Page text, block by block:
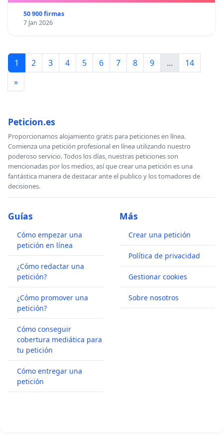
50 900 firmas
7 Jan 2026
1 2 3 4 5 6 7 8 9 ...
14
»
Peticion.es
Proporcionamos alojamiento gratis para peticiones en línea.
Comienza una petición profesional en línea utilizando nuestro
poderoso servicio. Todos los días, nuestras peticiones son
mencionadas por los medios, así que crear una petición es una
fantástica manera de destacar ante el publico y los tomadores de
decisiones.
Guías
Cómo empezar una
petición en línea
¿Cómo redactar una
petición?
¿Cómo promover una
petición?
Cómo conseguir
cobertura mediática para
tu petición
Cómo entregar una
petición
Más
Crear una petición
Política de privacidad
Gestionar cookies
Sobre nosotros